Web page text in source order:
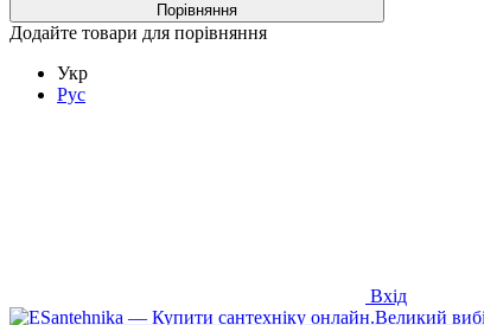
Порівняння
Додайте товари для порівняння
Укр
Рус
Вхід